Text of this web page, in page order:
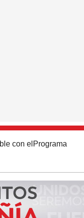
con el Programa